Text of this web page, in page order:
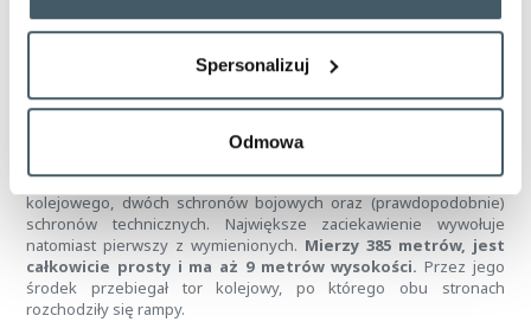
Spersonalizuj
Odmowa
Konewka, której ikoną jest kompleks schronów z bunkrem
dla pociągów na czele.To atrakcja zarówno dla fanów historii,
jak i militariów. W dodatku od Tomaszowa Mazowieckiego dzieli ją
zaledwie kilkanaście kilometrów, może być więc doskonałym
pomysłem na rowerową przejażdżkę po wyjściu z pociągu.
Opisywany obiekt był budowany przez niemiecką
dowodzenia „Obszar Środek”.Składał się ze schronu
kolejowego, dwóch schronów bojowych oraz (prawdopodobnie)
schronów technicznych. Największe zaciekawienie wywołuje
natomiast pierwszy z wymienionych. Mierzy 385 metrów, jest
całkowicie prosty i ma aż 9 metrów wysokości. Przez jego
środek przebiegał tor kolejowy, po którego obu stronach
rozchodziły się rampy.